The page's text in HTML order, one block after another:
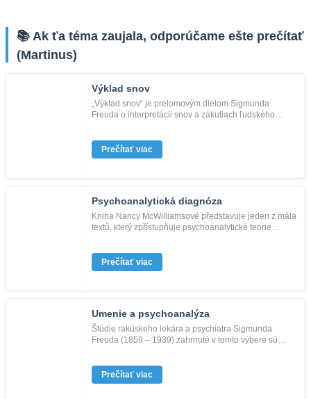
📚 Ak ťa téma zaujala, odporúčame ešte prečítať
(Martinus)
Výklad snov
„Výklad snov“ je prelomovým dielom Sigmunda
Freuda o interpretácii snov a zákutiach ľudského
Prečítať viac
Psychoanalytická diagnóza
Kniha Nancy McWilliamsové představuje jeden z mála
textů, který zpřístupňuje psychoanalytické teorie
Prečítať viac
Umenie a psychoanalýza
Štúdie rakúskeho lekára a psychiatra Sigmunda
Freuda (1859 – 1939) zahrnuté v tomto výbere sú
Prečítať viac